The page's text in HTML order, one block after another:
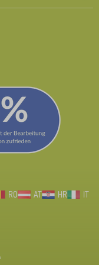
RO AT HR
IT